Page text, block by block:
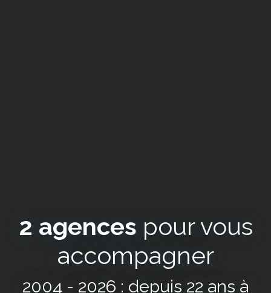
2 agences pour vous
accompagner
2004 - 2026 : depuis 22 ans à